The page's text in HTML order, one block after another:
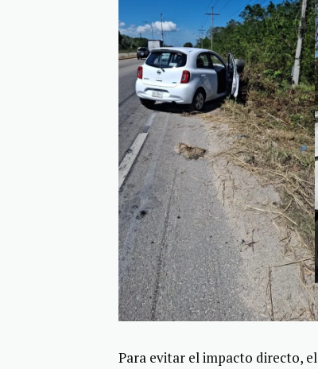
Para evitar el impacto directo,